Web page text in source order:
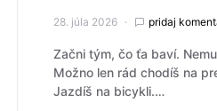
28. júla 2026 pridaj
Začni tým, čo ťa baví.
Možno len rád chodíš na
Jazdíš na bicykli.…